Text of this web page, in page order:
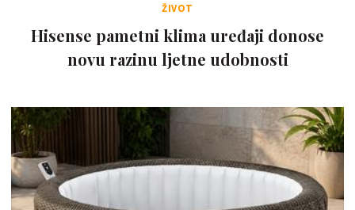
ŽIVOT
Hisense pametni klima uređaji donose
novu razinu ljetne udobnosti